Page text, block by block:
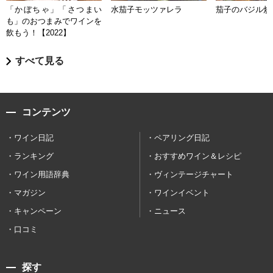
「かぼちゃ」「さつまい
も」のおつまみでワインを
飲もう！【2022】
水茄子モッツァレラ 茄子のバジル炒
すべて見る
コンテンツ
ワイン日記
ペアリング日記
ランキング
おすすめワイン＆レシピ
ワイン用語辞典
ヴィンテージチャート
マガジン
ワインイベント
キャンペーン
ニュース
口コミ
探す